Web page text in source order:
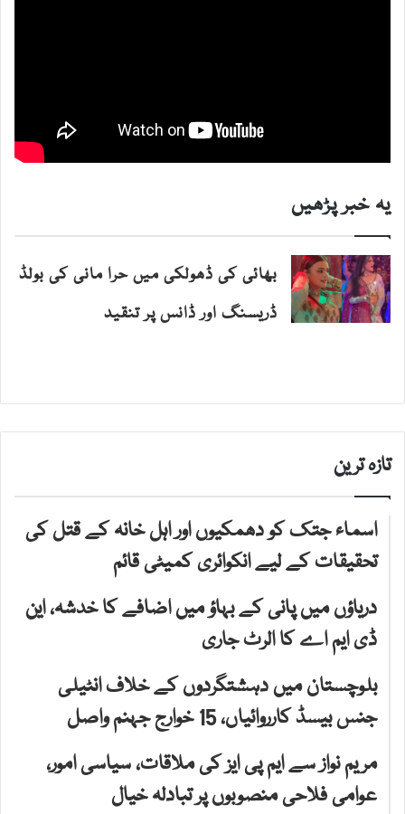
یہ خبر پڑھیں
بھائی کی ڈھولکی میں حرا مانی کی بولڈ
ڈریسنگ اور ڈانس پر تنقید
تازہ ترین
اسماء جتک کو دھمکیوں اور اہل خانہ کے قتل کی
تحقیقات کے لیے انکوائری کمیٹی قائم
دریاؤں میں پانی کے بہاؤ میں اضافے کا خدشہ، این
ڈی ایم اے کا الرٹ جاری
بلوچستان میں دہشتگردوں کے خلاف انٹیلی
جنس بیسڈ کارروائیاں، 15 خوارج جہنم واصل
مریم نواز سے ایم پی ایز کی ملاقات، سیاسی امور،
عوامی فلاحی منصوبوں پر تبادلہ خیال